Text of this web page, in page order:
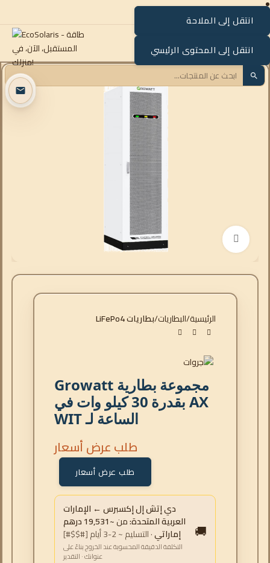
انتقل إلى الملاحة
انتقل إلى المحتوى الرئيسي
انقر للتكبير
الرئيسية البطاريات بطاريات LiFePo4
مجموعة بطارية Growatt
AX بقدرة 30 كيلو وات في
الساعة لـ WIT
طلب عرض أسعار
طلب عرض أسعار
🚚
دي إتش إل إكسبرس ← الإمارات
العربية المتحدة:من
~19,531 درهم
إماراتي· التسليم ~ 2-3 أيام [#$$#]
التكلفة الدقيقة المحسوبة عند الخروج بناءً على
عنوانك · التقدير